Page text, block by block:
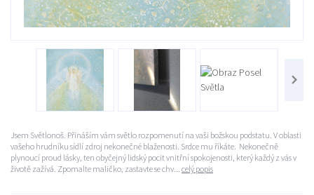
Jsem Světlonoš. Přináším vám světlo rozpomenutí na vaši božskou podstatu. V oblasti
vašeho hrudníku sídlí zdroj nekonečné blaženosti. Srdce mu říkáte. Nekonečně
plynoucí proud lásky, ten obyčejný lidský pocit vnitřní spokojenosti, který každý z vás v
životě zažívá. Zpomalte maličko, zastavte se chv... celý popis